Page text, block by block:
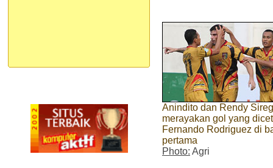
Anindito dan Rendy
merayakan gol yang
Fernando Rodriguez di
pertama
Photo: Agri